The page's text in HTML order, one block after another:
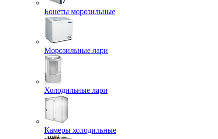
Бонеты морозильные
Морозильные лари
Холодильные лари
Камеры холодильные